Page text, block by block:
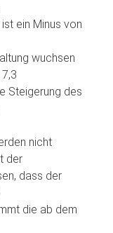
ein Minus von
wuchsen
Steigerung des
nicht
der
dass der
die ab dem